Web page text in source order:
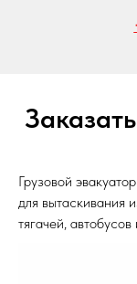
Грузовой
для вытаскивания
тягачей,